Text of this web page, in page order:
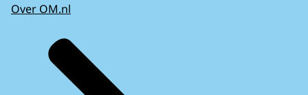
Over OM.nl